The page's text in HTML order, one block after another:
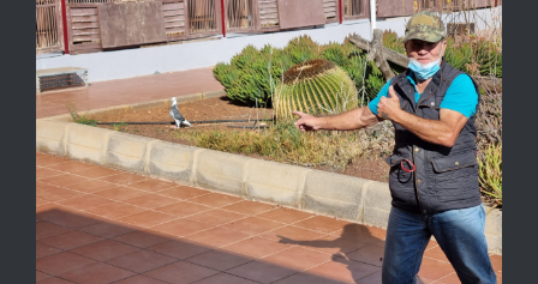
Ver
imagen
más
grande